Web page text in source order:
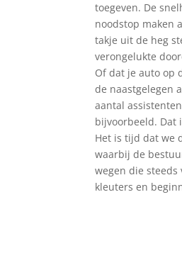
toegeven. De
noodstop maken
takje uit de heg
verongelukte
Of dat je auto op
de naastgelegen
aantal
bijvoorbeeld. Dat
Het is tijd dat we
waarbij de
wegen die
kleuters en